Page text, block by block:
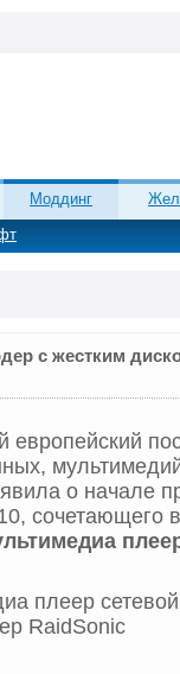
Моддинг
с жестким
о начале
сочетающего